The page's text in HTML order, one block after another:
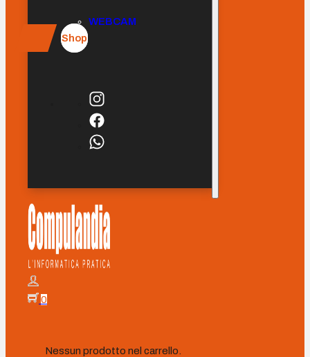
WEBCAM
Shop
0
Nessun prodotto nel carrello.